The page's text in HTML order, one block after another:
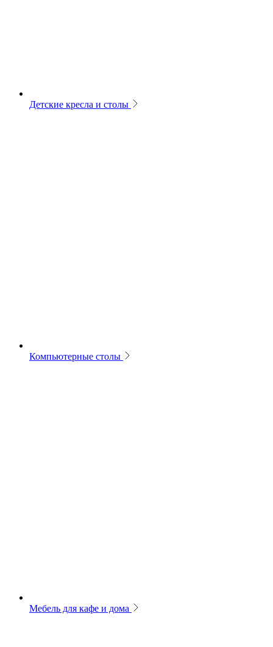
Детские кресла и столы
Компьютерные столы
Мебель для кафе и дома